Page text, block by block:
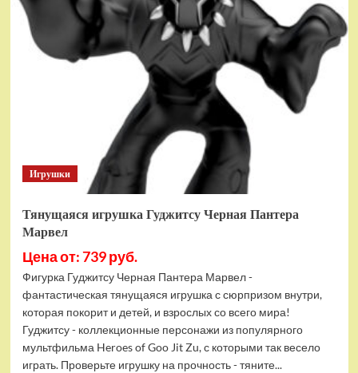
см
пвх
колеса,
кор.8шт
HB-
11VB
Игрушки
Тянущаяся игрушка Гуджитсу Черная Пантера
Марвел
Цена от: 739 руб.
Фигурка Гуджитсу Черная Пантера Марвел -
фантастическая тянущаяся игрушка с сюрпризом внутри,
которая покорит и детей, и взрослых со всего мира!
Гуджитсу - коллекционные персонажи из популярного
мультфильма Heroes of Goo Jit Zu, с которыми так весело
играть. Проверьте игрушку на прочность - тяните...